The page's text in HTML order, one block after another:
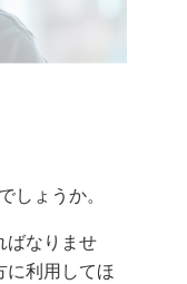
しょうか。
ばなりませ
に利用してほ